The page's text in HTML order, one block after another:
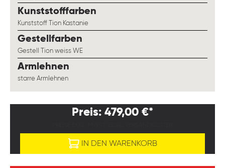
Kunststofffarben
Kunststoff Tion Kastanie
Gestellfarben
Gestell Tion weiss WE
Armlehnen
starre Armlehnen
Preis: 479,00 €*
IN DEN WARENKORB